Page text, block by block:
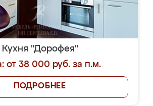
Кухня "Дорофея"
от 38 000 руб. за п.м.
ПОДРОБНЕЕ